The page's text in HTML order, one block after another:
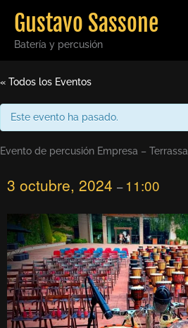
Gustavo Sassone
Batería y percusión
« Todos los Eventos
Este evento ha pasado.
Evento de percusión Empresa – Terrassa
3 octubre, 2024 – 11:00